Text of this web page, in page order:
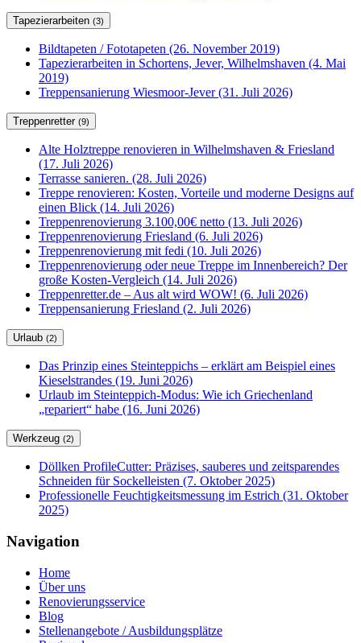
Tapezierarbeiten (3)
Bildtapeten / Fototapeten (26. November 2019)
Tapezierarbeiten in Schortens, Jever, Wilhelmshaven (4. Mai
2019)
Treppensanierung Wiesmoor-Jever (31. Juli 2026)
Treppenretter (9)
Alte Holztreppe renovieren in Wilhelmshaven & Friesland
(17. Juli 2026)
Terrasse sanieren. (28. Juli 2026)
Treppe renovieren: Kosten, Vorteile und moderne Designs auf
einen Blick (14. Juli 2026)
Treppenrenovierung 3.100,00€ netto (13. Juli 2026)
Treppenrenovierung Friesland (6. Juli 2026)
Treppenrenovierung mit fedi (10. Juli 2026)
Treppenrenovierung oder neue Treppe im Innenbereich? Der
große Kosten-Vergleich (14. Juli 2026)
Treppenretter.de – Aus alt wird WOW! (6. Juli 2026)
Treppensanierung Friesland (2. Juli 2026)
Urlaub (2)
Das Prinzip eines Steinteppichs – erklärt am Beispiel eines
Kieselstrandes (19. Juni 2026)
Urlaub im Steinteppich-Modus: Wie ich Griechenland
„repariert“ habe (16. Juni 2026)
Werkzeug (2)
Döllken ProfileCutter: Präzises, sauberes und zeitsparendes
Schneiden für Sockelleisten (7. Oktober 2025)
Professionelle Feuchtigkeitsmessung im Estrich (31. Oktober
2025)
Navigation
Home
Über uns
Renovierungsservice
Blog
Stellenangebote / Ausbildungsplätze